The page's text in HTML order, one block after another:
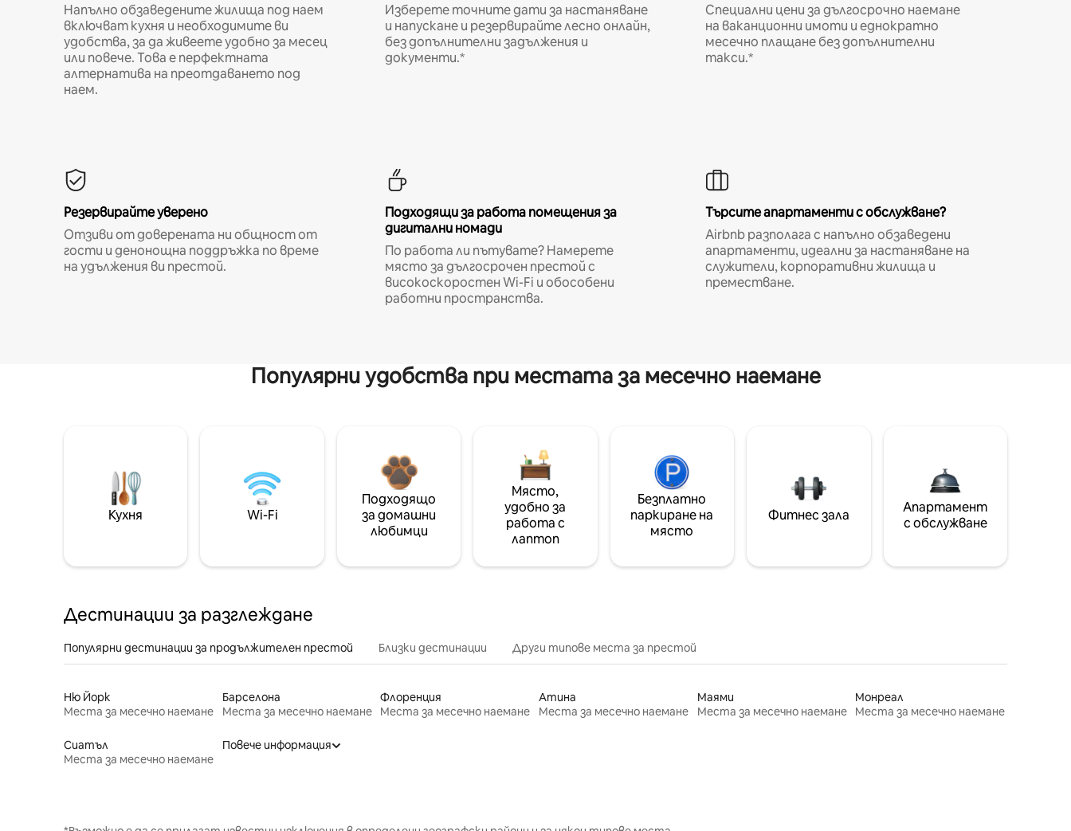
Напълно обзаведените жилища под наем
включват кухня и необходимите ви
удобства, за да живеете удобно за месец
или повече. Това е перфектната
алтернатива на преотдаването под
наем.
Изберете точните дати за настаняване
и напускане и резервирайте лесно онлайн,
без допълнителни задължения и
документи.*
Специални цени за дългосрочно наемане
на ваканционни имоти и еднократно
месечно плащане без допълнителни
такси.*
Резервирайте уверено
Отзиви от доверената ни общност от
гости и денонощна поддръжка по време
на удължения ви престой.
Подходящи за работа помещения за
дигитални номади
По работа ли пътувате? Намерете
място за дългосрочен престой с
високоскоростен Wi-Fi и обособени
работни пространства.
Търсите апартаменти с обслужване?
Airbnb разполага с напълно обзаведени
апартаменти, идеални за настаняване на
служители, корпоративни жилища и
преместване.
Популярни удобства при местата за месечно наемане
Кухня Wi-Fi
Подходящо
за домашни
любимци
Място,
удобно за
работа с
лаптоп
Безплатно
паркиране на
място
Фитнес зала
Апартамент
с обслужване
Дестинации за разглеждане
Популярни дестинации за продължителен престой Близки дестинации Други типове места за престой
Ню Йорк
Места за месечно наемане
Барселона
Места за месечно наемане
Флоренция
Места за месечно наемане
Атина
Места за месечно наемане
Маями
Места за месечно наемане
Монреал
Места за месечно наемане
Сиатъл
Места за месечно наемане
Повече информация